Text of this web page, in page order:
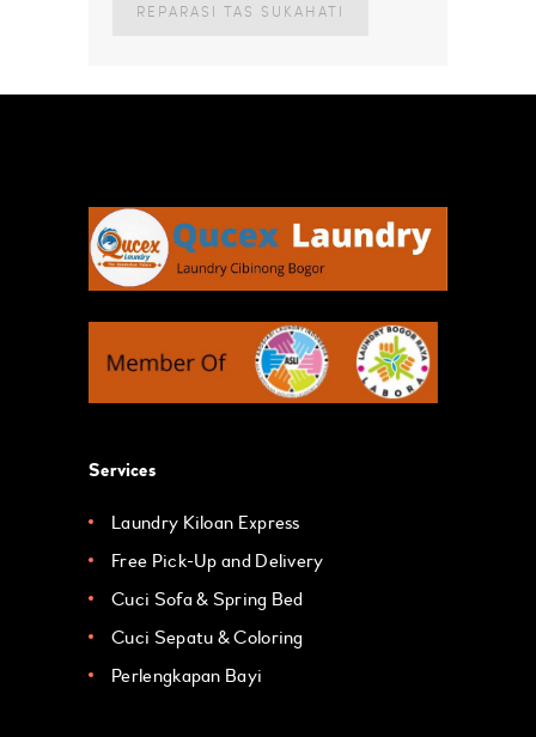
REPARASI TAS SUKAHATI
Services
Laundry Kiloan Express
Free Pick-Up and Delivery
Cuci Sofa & Spring Bed
Cuci Sepatu & Coloring
Perlengkapan Bayi